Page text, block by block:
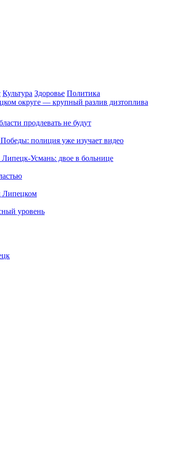
Культура Здоровье Политика
округе — крупный разлив дизтоплива
продлевать не будут
полиция уже изучает видео
Липецк-Усмань: двое в больнице
Липецком
уровень